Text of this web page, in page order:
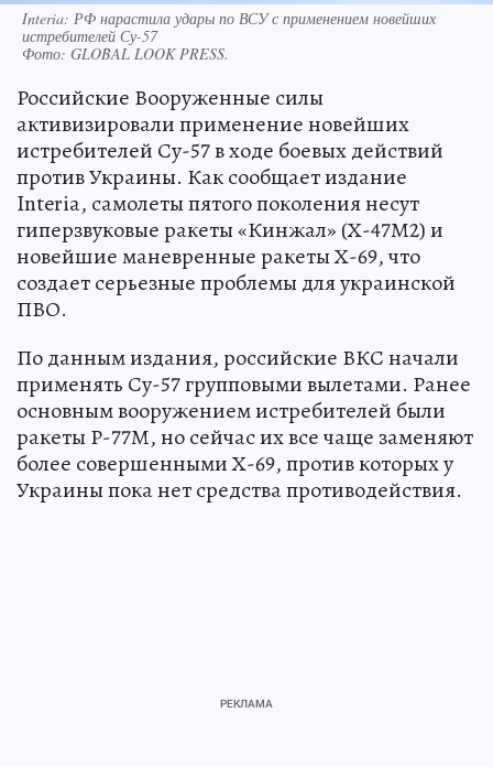
Interia: РФ нарастила удары по ВСУ с применением новейших
истребителей Су-57
Фото: GLOBAL LOOK PRESS.
Российские Вооруженные силы
активизировали применение новейших
истребителей Су-57 в ходе боевых действий
против Украины. Как сообщает издание
Interia, самолеты пятого поколения несут
гиперзвуковые ракеты «Кинжал» (Х-47М2) и
новейшие маневренные ракеты Х-69, что
создает серьезные проблемы для украинской
ПВО.
По данным издания, российские ВКС начали
применять Су-57 групповыми вылетами. Ранее
основным вооружением истребителей были
ракеты Р-77М, но сейчас их все чаще заменяют
более совершенными Х-69, против которых у
Украины пока нет средства противодействия.